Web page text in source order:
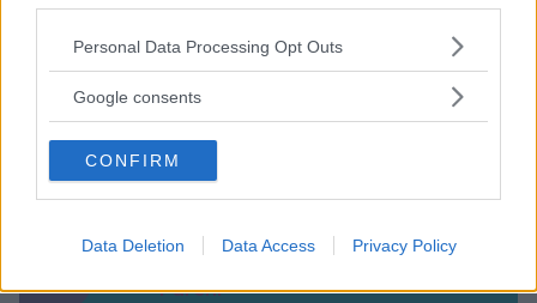
Please note that this website/app uses one or more Google
not limited to your visit or usage behaviour. You may click to
use your data for below specified purposes in below Google
consent section.
Personal Data Processing Opt Outs
Google consents
CONFIRM
Data Deletion Data Access Privacy Policy
Baby Sitter
Parchi